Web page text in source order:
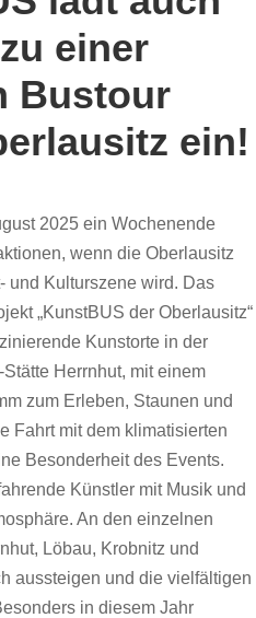
einer
Bustour
ein!
2025 ein Wochenende
wenn die Oberlausitz
und Kulturszene wird. Das
„KunstBUS der Oberlausitz“
Kunstorte in der
Herrnhut, mit einem
zum Erleben, Staunen und
Fahrt mit dem klimatisierten
Besonderheit des Events.
Künstler mit Musik und
An den einzelnen
Löbau, Krobnitz und
aussteigen und die vielfältigen
in diesem Jahr